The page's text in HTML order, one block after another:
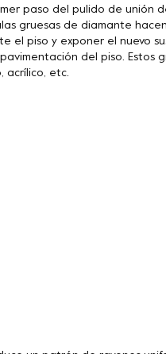
paso del pulido de unión
gruesas de diamante
el piso y exponer el nuevo
del piso. Estos
acrílico, etc.